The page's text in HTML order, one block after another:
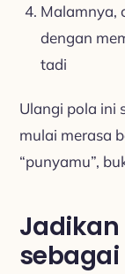
Malamnya,
dengan
tadi
Ulangi pola ini
mulai merasa
“punyamu”,
Jadikan